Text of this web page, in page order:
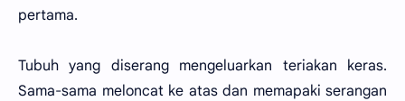
pertama.
Tubuh yang diserang mengeluarkan teriakan keras.
Sama-sama meloncat ke atas dan memapaki serangan